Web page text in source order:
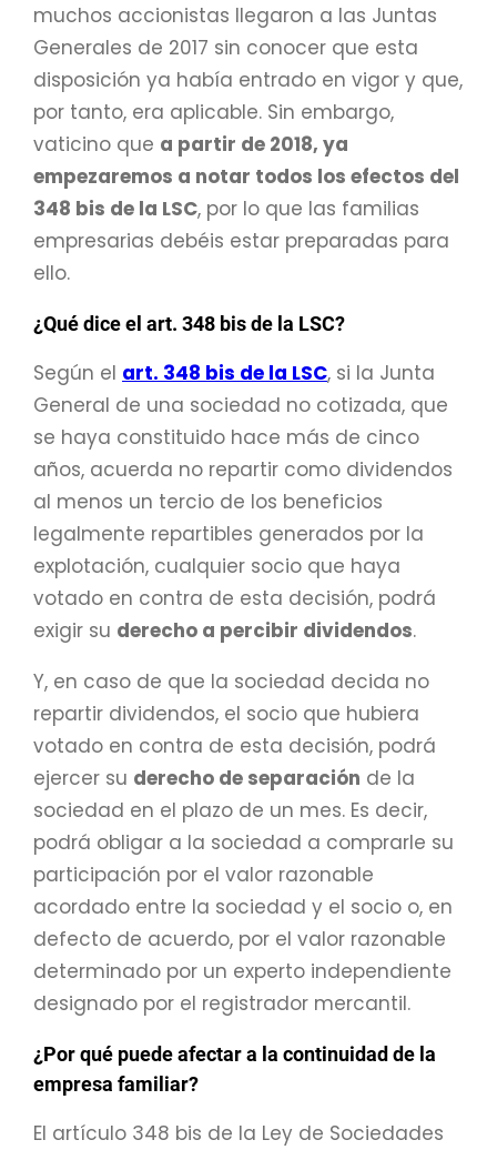
muchos accionistas llegaron a las Juntas
Generales de 2017 sin conocer que esta
disposición ya había entrado en vigor y que,
por tanto, era aplicable. Sin embargo,
vaticino que a partir de 2018, ya
empezaremos a notar todos los efectos del
348 bis de la LSC, por lo que las familias
empresarias debéis estar preparadas para
ello.
¿Qué dice el art. 348 bis de la LSC?
Según el art. 348 bis de la LSC, si la Junta
General de una sociedad no cotizada, que
se haya constituido hace más de cinco
años, acuerda no repartir como dividendos
al menos un tercio de los beneficios
legalmente repartibles generados por la
explotación, cualquier socio que haya
votado en contra de esta decisión, podrá
exigir su derecho a percibir dividendos.
Y, en caso de que la sociedad decida no
repartir dividendos, el socio que hubiera
votado en contra de esta decisión, podrá
ejercer su derecho de separación de la
sociedad en el plazo de un mes. Es decir,
podrá obligar a la sociedad a comprarle su
participación por el valor razonable
acordado entre la sociedad y el socio o, en
defecto de acuerdo, por el valor razonable
determinado por un experto independiente
designado por el registrador mercantil.
¿Por qué puede afectar a la continuidad de la
empresa familiar?
El artículo 348 bis de la Ley de Sociedades